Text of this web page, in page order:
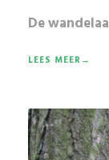
De
LEES MEER→